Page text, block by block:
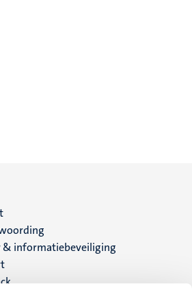
& informatiebeveiliging